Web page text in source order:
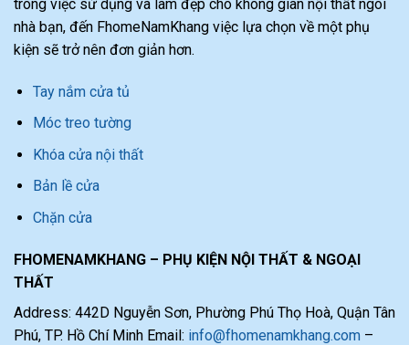
trong việc sử dụng và làm đẹp cho không gian nội thất ngôi
nhà bạn, đến FhomeNamKhang việc lựa chọn về một phụ
kiện sẽ trở nên đơn giản hơn.
Tay nắm cửa tủ
Móc treo tường
Khóa cửa nội thất
Bản lề cửa
Chặn cửa
FHOMENAMKHANG – PHỤ KIỆN NỘI THẤT & NGOẠI
THẤT
Address: 442D Nguyễn Sơn, Phường Phú Thọ Hoà, Quận Tân
Phú, TP. Hồ Chí Minh Email: info@fhomenamkhang.com –